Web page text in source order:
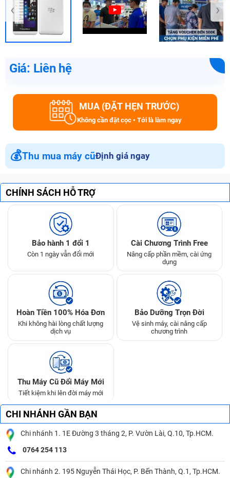
‹ ›
Giá: Liên hệ
MUA (ĐẶT HẸN TRƯỚC)
Không cần đặt cọc • Tới là làm ngay
💰Thu mua máy cũĐịnh giá ngay
CHÍNH SÁCH HỖ TRỢ
Bảo hành 1 đổi 1
Còn 1 ngày vẫn đổi mới
Cài Chương Trình Free
Nâng cấp phần mềm, cài ứng
dụng
Hoàn Tiền 100% Hóa Đơn
Khi không hài lòng chất lượng
dịch vụ
Bảo Dưỡng Trọn Đời
Vệ sinh máy, cài nâng cấp
chương trình
Thu Máy Cũ Đổi Máy Mới
Tiết kiệm khi lên đời máy mới
CHI NHÁNH GẦN BẠN
Chi nhánh 1. 1E Đường 3 tháng 2, P. Vườn Lài, Q.10, Tp.HCM.
0764 254 113
Chi nhánh 2. 195 Nguyễn Thái Học, P. Bến Thành, Q.1, Tp.HCM.